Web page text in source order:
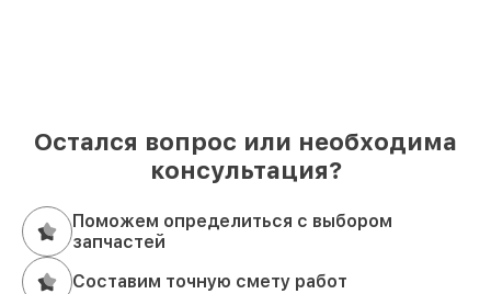
Остался вопрос или необходима
консультация?
Поможем определиться с выбором
запчастей
Составим точную смету работ